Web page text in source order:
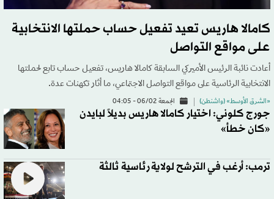
كامالا هاريس تعيد تفعيل حساب حملتها الانتخابية
على مواقع التواصل
أعادت نائبة الرئيس الأميركي السابقة كامالا هاريس، تفعيل حساب تابع لحملتها
الانتخابية الرئاسية على مواقع التواصل الاجتماعي، ما أثار تكهنات عدة.
«الشرق الأوسط» (واشنطن) الجمعة 06/02 - 04:05
جورج كلوني: اختيار كامالا هاريس بديلاً لبايدن
«كان خطأ»
ترمب: أرغب في الترشح لولاية رئاسية ثالثة